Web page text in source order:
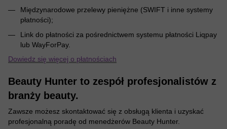
Międzynarodowe przelewy pieniężne (SWIFT i inne systemy
płatności);
Link do płatności za pośrednictwem systemu płatności Liqpay
lub WayForPay.
Dowiedz się więcej o płatnościach
Beauty Hunter to zespół profesjonalistów z
branży beauty.
Zawsze możesz skontaktować się z obsługą klienta i uzyskać
profesjonalną poradę od menedżerów Beauty Hunter.